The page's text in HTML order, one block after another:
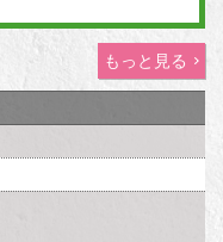
もっと見る